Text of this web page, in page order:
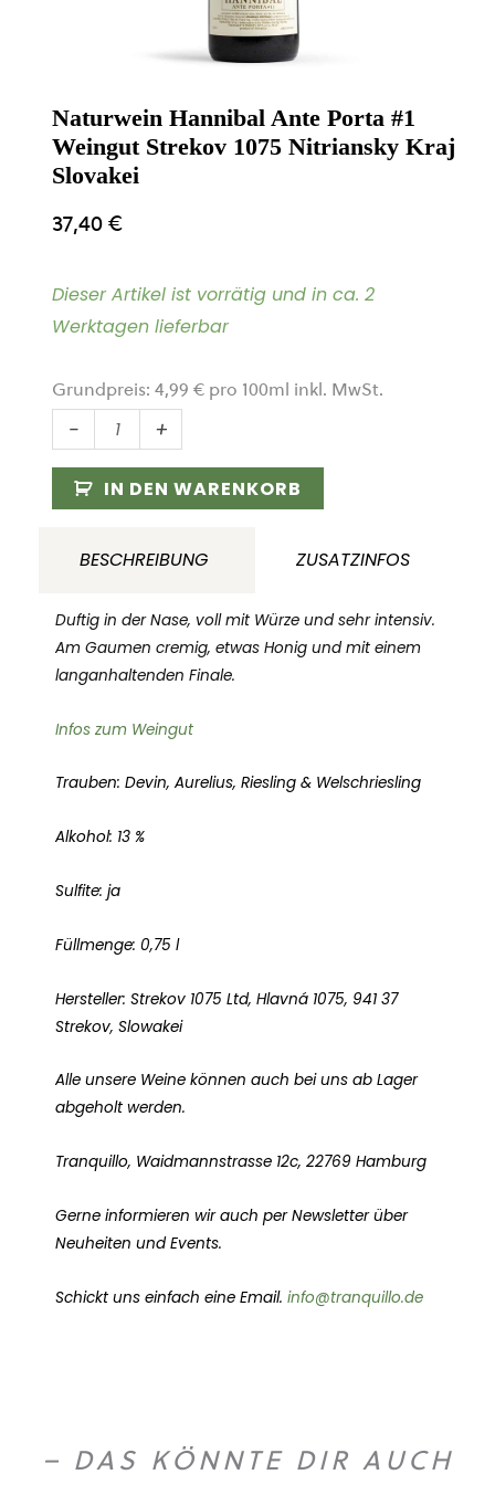
Naturwein Hannibal Ante Porta #1
Weingut Strekov 1075 Nitriansky Kraj
Slovakei
37,40€
Dieser Artikel ist vorrätig und in ca. 2
Werktagen lieferbar
Grundpreis: 4,99 € pro 100ml inkl. MwSt.
-
Naturwein
Hannibal
Ante
Strekov
1075
Nitriansky
Menge
+
IN DEN WARENKORB
BESCHREIBUNG ZUSATZINFOS
Duftig in der Nase, voll mit Würze und sehr intensiv.
Am Gaumen cremig, etwas Honig und mit einem
langanhaltenden Finale.
Infos zum Weingut
Trauben: Devin, Aurelius, Riesling & Welschriesling
Alkohol: 13 %
Sulfite: ja
Füllmenge: 0,75 l
Hersteller: Strekov 1075 Ltd, Hlavná 1075, 941 37
Strekov, Slowakei
Alle unsere Weine können auch bei uns ab Lager
abgeholt werden.
Tranquillo, Waidmannstrasse 12c, 22769 Hamburg
Gerne informieren wir auch per Newsletter über
Neuheiten und Events.
Schickt uns einfach eine Email. info@tranquillo.de
– DAS KÖNNTE DIR AUCH